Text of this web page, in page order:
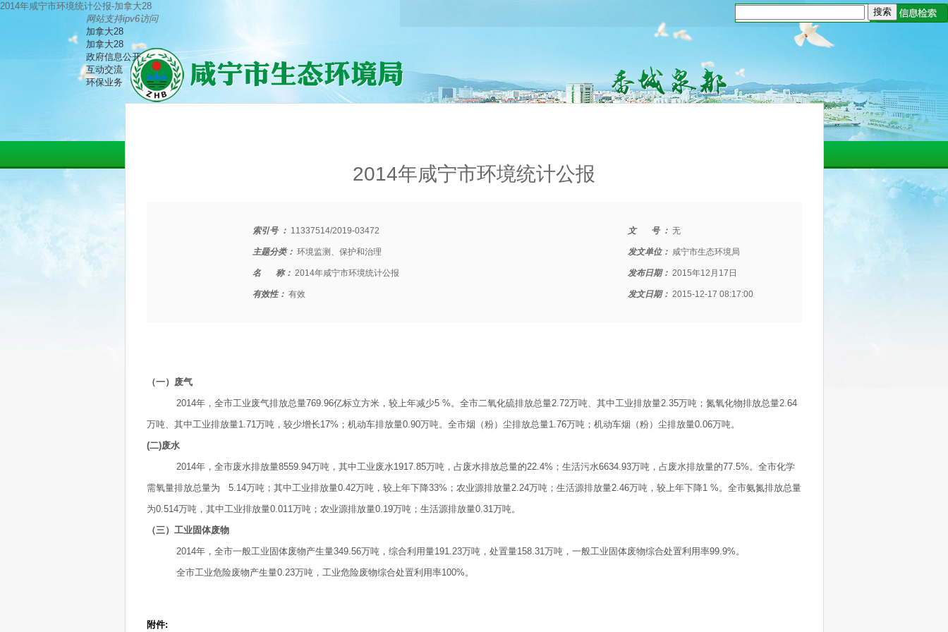
2014年咸宁市环境统计公报-加拿大28
网站支持ipv6访问
加拿大28
加拿大28
政府信息公开
互动交流
环保业务
2014年咸宁市环境统计公报
索引号 ： 11337514/2019-03472 文 号 ： 无
主题分类： 环境监测、保护和治理 发文单位： 咸宁市生态环境局
名 称： 2014年咸宁市环境统计公报 发布日期： 2015年12月17日
有效性： 有效 发文日期： 2015-12-17 08:17:00
（一）废气
2014年，全市工业废气排放总量769.96亿标立方米，较上年减少5 %。全市二氧化硫排放总量2.72万吨、其中工业排放量2.35万吨；氮氧化物排放总量2.64
万吨、其中工业排放量1.71万吨，较少增长17% ；机动车排放量0.90万吨。全市烟（粉）尘排放总量1.76万吨；机动车烟（粉）尘排放量0.06万吨。
(二)废水
2014年，全市废水排放量8559.94万吨，其中工业废水1917.85万吨，占废水排放总量的22.4% ；生活污水6634.93万吨，占废水排放量的77.5%。全市化学
需氧量排放总量为 5.14万吨；其中工业排放量0.42万吨，较上年下降33% ；农业源排放量2.24万吨；生活源排放量2.46万吨，较上年下降1 %。全市氨氮排放总量
为0.514万吨，其中工业排放量0.011万吨；农业源排放量0.19万吨；生活源排放量0.31万吨。
（三）工业固体废物
2014年，全市一般工业固体废物产生量349.56万吨，综合利用量191.23万吨，处置量158.31万吨，一般工业固体废物综合处置利用率99.9%。
全市工业危险废物产生量0.23万吨，工业危险废物综合处置利用率100%。
附件: